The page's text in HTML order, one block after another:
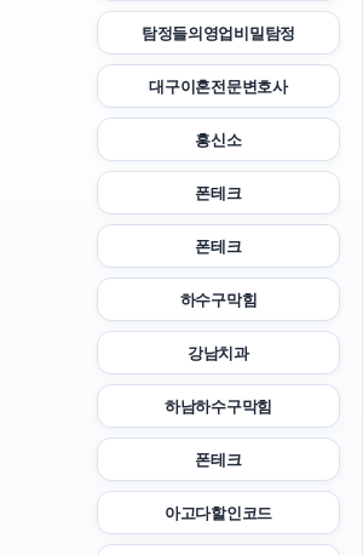
탐정들의영업비밀탐정
대구이혼전문변호사
흥신소
폰테크
폰테크
하수구막힘
강남치과
하남하수구막힘
폰테크
아고다할인코드